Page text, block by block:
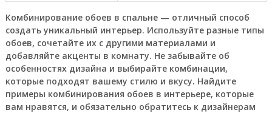
Комбинирование обоев в спальне — отличный способ
создать уникальный интерьер. Используйте разные типы
обоев, сочетайте их с другими материалами и
добавляйте акценты в комнату. Не забывайте об
особенностях дизайна и выбирайте комбинации,
которые подходят вашему стилю и вкусу. Найдите
примеры комбинирования обоев в интерьере, которые
вам нравятся, и обязательно обратитесь к дизайнерам